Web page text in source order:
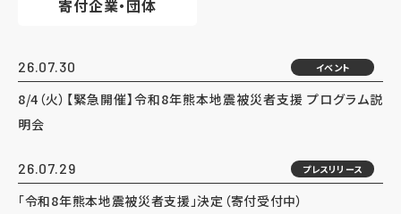
寄付企業・団体
26.07.30 イベント
8/4（火）【緊急開催】令和8年熊本地震被災者支援 プログラム説
明会
26.07.29 プレスリリース
「令和8年熊本地震被災者支援」決定（寄付受付中）